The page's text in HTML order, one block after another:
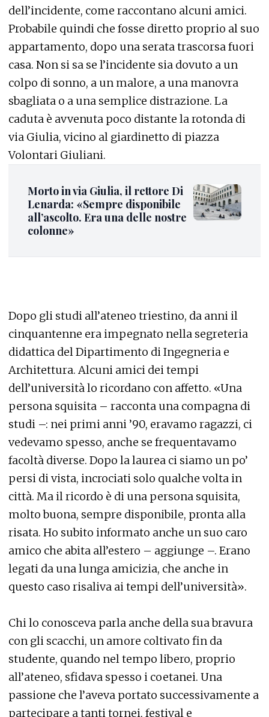
dell’incidente, come raccontano alcuni amici.
Probabile quindi che fosse diretto proprio al suo
appartamento, dopo una serata trascorsa fuori
casa. Non si sa se l’incidente sia dovuto a un
colpo di sonno, a un malore, a una manovra
sbagliata o a una semplice distrazione. La
caduta è avvenuta poco distante la rotonda di
via Giulia, vicino al giardinetto di piazza
Volontari Giuliani.
Morto in via Giulia, il rettore Di
Lenarda: «Sempre disponibile
all’ascolto. Era una delle nostre
colonne»
Dopo gli studi all’ateneo triestino, da anni il
cinquantenne era impegnato nella segreteria
didattica del Dipartimento di Ingegneria e
Architettura. Alcuni amici dei tempi
dell’università lo ricordano con affetto. «Una
persona squisita – racconta una compagna di
studi –: nei primi anni ’90, eravamo ragazzi, ci
vedevamo spesso, anche se frequentavamo
facoltà diverse. Dopo la laurea ci siamo un po’
persi di vista, incrociati solo qualche volta in
città. Ma il ricordo è di una persona squisita,
molto buona, sempre disponibile, pronta alla
risata. Ho subito informato anche un suo caro
amico che abita all’estero – aggiunge –. Erano
legati da una lunga amicizia, che anche in
questo caso risaliva ai tempi dell’università».
Chi lo conosceva parla anche della sua bravura
con gli scacchi, un amore coltivato fin da
studente, quando nel tempo libero, proprio
all’ateneo, sfidava spesso i coetanei. Una
passione che l’aveva portato successivamente a
partecipare a tanti tornei, festival e